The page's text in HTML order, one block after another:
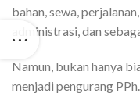
bahan, sewa,
administrasi, dan
Namun, bukan hanya
menjadi pengurang